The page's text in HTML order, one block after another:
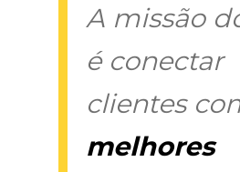
A missão
é conectar
clientes
melhores